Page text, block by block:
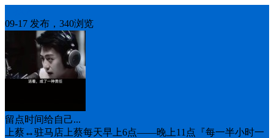
09-17 发布，340浏览
留点时间给自己...
上蔡↔️驻马店上蔡每天早上6点——晚上11点『每一半小时一